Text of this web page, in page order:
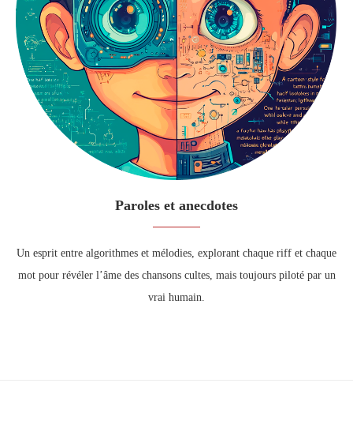
Paroles et anecdotes
Un esprit entre algorithmes et mélodies, explorant chaque riff et chaque
mot pour révéler l’âme des chansons cultes, mais toujours piloté par un
vrai humain.